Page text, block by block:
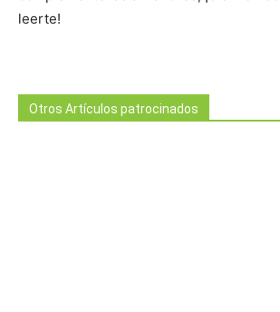
leerte!
Otros Artículos patrocinados